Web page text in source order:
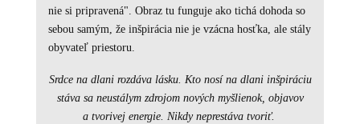
nie si pripravená". Obraz tu funguje ako tichá dohoda so
sebou samým, že inšpirácia nie je vzácna hosťka, ale stály
obyvateľ priestoru.
Srdce na dlani rozdáva lásku. Kto nosí na dlani inšpiráciu
stáva sa neustálym zdrojom nových myšlienok, objavov
a tvorivej energie. Nikdy neprestáva tvoriť.